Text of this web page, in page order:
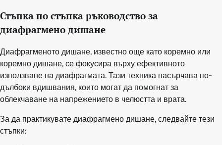
Стъпка по стъпка ръководство за
диафрагмено дишане
Диафрагменото дишане, известно още като коремно или
коремно дишане, се фокусира върху ефективното
използване на диафрагмата. Тази техника насърчава по-
дълбоки вдишвания, които могат да помогнат за
облекчаване на напрежението в челюстта и врата.
За да практикувате диафрагмено дишане, следвайте тези
стъпки: